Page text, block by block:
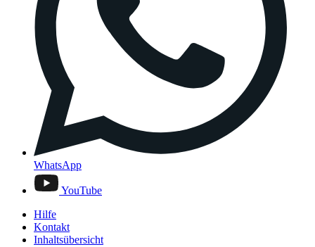
WhatsApp
YouTube
Hilfe
Kontakt
Inhaltsübersicht